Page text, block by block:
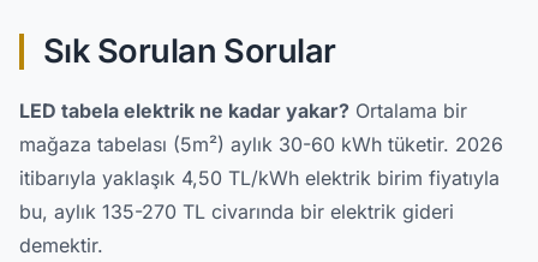
Sık Sorulan Sorular
LED tabela elektrik ne kadar yakar? Ortalama bir
mağaza tabelası (5m²) aylık 30-60 kWh tüketir. 2026
itibarıyla yaklaşık 4,50 TL/kWh elektrik birim fiyatıyla
bu, aylık 135-270 TL civarında bir elektrik gideri
demektir.